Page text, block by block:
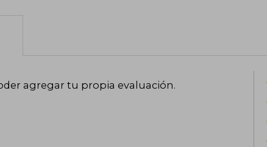
agregar tu propia evaluación.